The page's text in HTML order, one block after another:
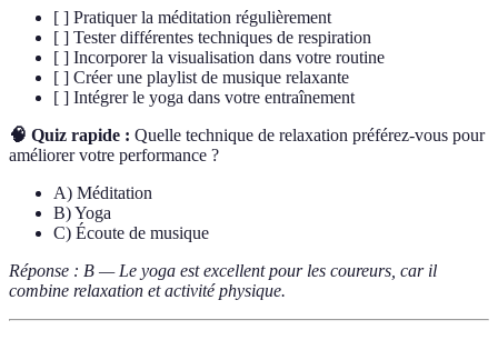
[ ] Pratiquer la méditation régulièrement
[ ] Tester différentes techniques de respiration
[ ] Incorporer la visualisation dans votre routine
[ ] Créer une playlist de musique relaxante
[ ] Intégrer le yoga dans votre entraînement
🧠 Quiz rapide : Quelle technique de relaxation préférez-vous pour
améliorer votre performance ?
A) Méditation
B) Yoga
C) Écoute de musique
Réponse : B — Le yoga est excellent pour les coureurs, car il
combine relaxation et activité physique.